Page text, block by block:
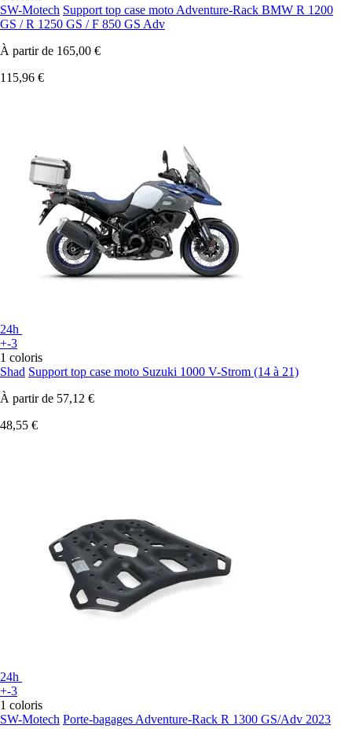
SW-Motech Support top case moto Adventure-Rack BMW R 1200
GS / R 1250 GS / F 850 GS Adv
À partir de 165,00 €
115,96 €
24h
+-3
1 coloris
Shad Support top case moto Suzuki 1000 V-Strom (14 à 21)
À partir de 57,12 €
48,55 €
24h
+-3
1 coloris
SW-Motech Porte-bagages Adventure-Rack R 1300 GS/Adv 2023